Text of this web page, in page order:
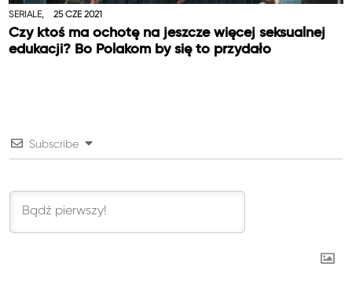
SERIALE, 25 CZE 2021
Czy ktoś ma ochotę na jeszcze więcej seksualnej
edukacji? Bo Polakom by się to przydało
Subscribe